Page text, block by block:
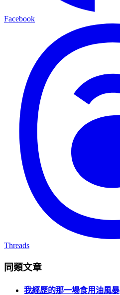
Facebook
Threads
同類文章
我經歷的那一場食用油風暴